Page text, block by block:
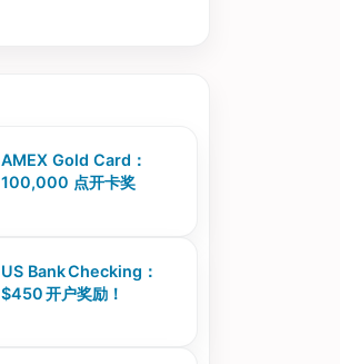
AMEX Gold Card：
100,000 点开卡奖
US Bank Checking：
$450 开户奖励！